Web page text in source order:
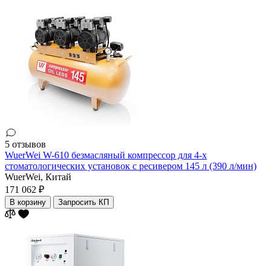
5 отзывов
WuerWei W-610 безмасляный компрессор для 4-х
стоматологических установок с ресивером 145 л (390 л/мин)
WuerWei, Китай
171 062 ₽
В корзину Запросить КП